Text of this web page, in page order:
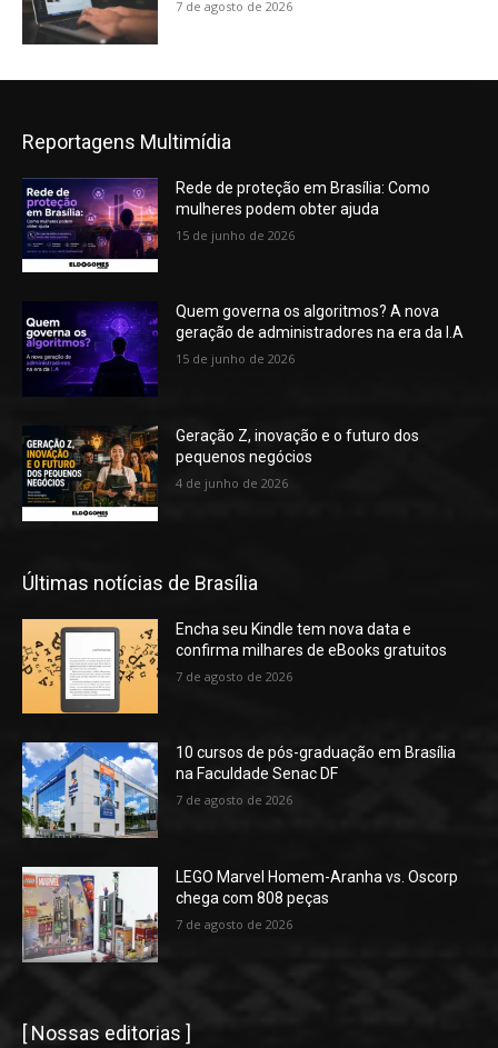
7 de agosto de 2026
Reportagens Multimídia
Rede de proteção em Brasília: Como
mulheres podem obter ajuda
15 de junho de 2026
Quem governa os algoritmos? A nova
geração de administradores na era da I.A
15 de junho de 2026
Geração Z, inovação e o futuro dos
pequenos negócios
4 de junho de 2026
Últimas notícias de Brasília
Encha seu Kindle tem nova data e
confirma milhares de eBooks gratuitos
7 de agosto de 2026
10 cursos de pós-graduação em Brasília
na Faculdade Senac DF
7 de agosto de 2026
LEGO Marvel Homem-Aranha vs. Oscorp
chega com 808 peças
7 de agosto de 2026
[ Nossas editorias ]